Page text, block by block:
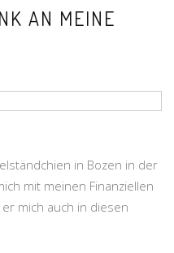
AN MEINE S
in Bozen in der
mit meinen Finanziellen
mich auch in diesen